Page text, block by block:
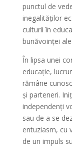
punctul de
inegalităților
culturii în
bunăvoinței
În lipsa unei
educație,
rămâne
și parteneri.
independenți
sau de a se
entuziasm, cu
de un impuls